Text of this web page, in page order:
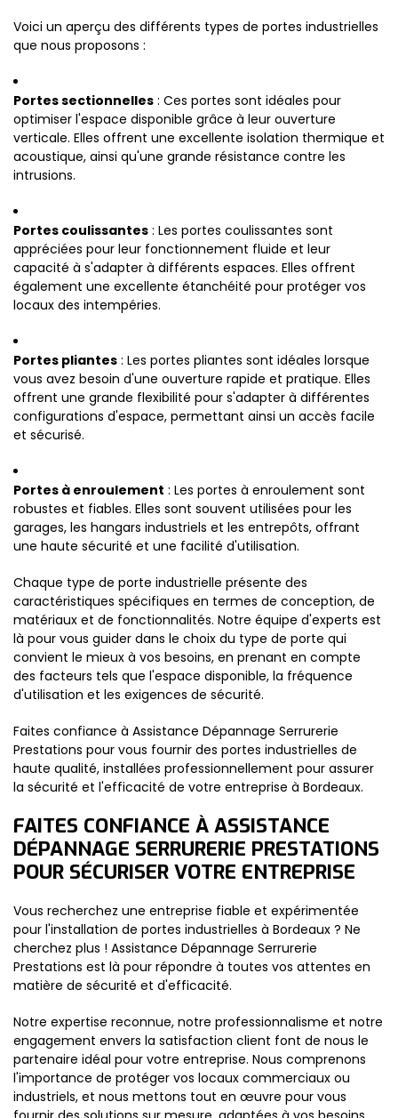
Voici un aperçu des différents types de portes industrielles
que nous proposons :
Portes sectionnelles : Ces portes sont idéales pour
optimiser l'espace disponible grâce à leur ouverture
verticale. Elles offrent une excellente isolation thermique et
acoustique, ainsi qu'une grande résistance contre les
intrusions.
Portes coulissantes : Les portes coulissantes sont
appréciées pour leur fonctionnement fluide et leur
capacité à s'adapter à différents espaces. Elles offrent
également une excellente étanchéité pour protéger vos
locaux des intempéries.
Portes pliantes : Les portes pliantes sont idéales lorsque
vous avez besoin d'une ouverture rapide et pratique. Elles
offrent une grande flexibilité pour s'adapter à différentes
configurations d'espace, permettant ainsi un accès facile
et sécurisé.
Portes à enroulement : Les portes à enroulement sont
robustes et fiables. Elles sont souvent utilisées pour les
garages, les hangars industriels et les entrepôts, offrant
une haute sécurité et une facilité d'utilisation.
Chaque type de porte industrielle présente des
caractéristiques spécifiques en termes de conception, de
matériaux et de fonctionnalités. Notre équipe d'experts est
là pour vous guider dans le choix du type de porte qui
convient le mieux à vos besoins, en prenant en compte
des facteurs tels que l'espace disponible, la fréquence
d'utilisation et les exigences de sécurité.
Faites confiance à Assistance Dépannage Serrurerie
Prestations pour vous fournir des portes industrielles de
haute qualité, installées professionnellement pour assurer
la sécurité et l'efficacité de votre entreprise à Bordeaux.
FAITES CONFIANCE À ASSISTANCE
DÉPANNAGE SERRURERIE PRESTATIONS
POUR SÉCURISER VOTRE ENTREPRISE
Vous recherchez une entreprise fiable et expérimentée
pour l'installation de portes industrielles à Bordeaux ? Ne
cherchez plus ! Assistance Dépannage Serrurerie
Prestations est là pour répondre à toutes vos attentes en
matière de sécurité et d'efficacité.
Notre expertise reconnue, notre professionnalisme et notre
engagement envers la satisfaction client font de nous le
partenaire idéal pour votre entreprise. Nous comprenons
l'importance de protéger vos locaux commerciaux ou
industriels, et nous mettons tout en œuvre pour vous